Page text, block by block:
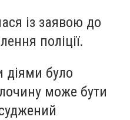
із заявою до
поліції.
діями було
може бути